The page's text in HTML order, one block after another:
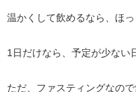
温かくして飲めるなら、ほ
1日だけなら、予定が少ない
ただ、ファスティングなので